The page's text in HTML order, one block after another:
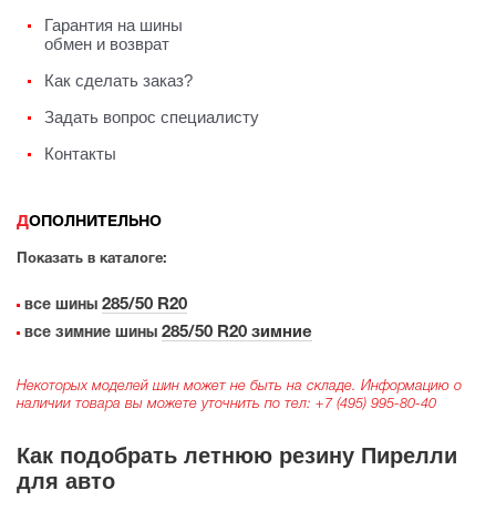
Гарантия на шины
обмен и возврат
Как сделать заказ?
Задать вопрос специалисту
Контакты
ДОПОЛНИТЕЛЬНО
Показать в каталоге:
все шины 285/50 R20
все зимние шины 285/50 R20 зимние
Некоторых моделей шин может не быть на складе. Информацию о
наличии товара вы можете уточнить по тел: +7 (495) 995-80-40
Как подобрать летнюю резину Пирелли
для авто